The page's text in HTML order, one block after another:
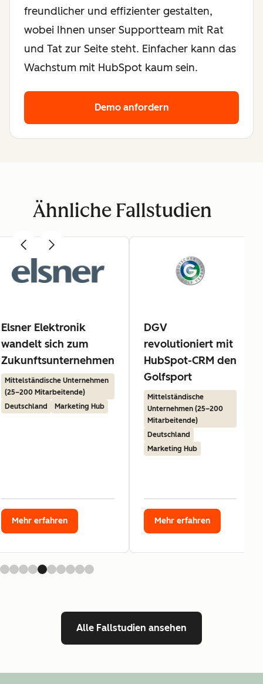
freundlicher und effizienter gestalten,
wobei Ihnen unser Supportteam mit Rat
und Tat zur Seite steht. Einfacher kann das
Wachstum mit HubSpot kaum sein.
Demo anfordern
Ähnliche Fallstudien
Elsner Elektronik
wandelt sich zum
Zukunftsunternehmen
Mittelständische Unternehmen
(25–200 Mitarbeitende)
Deutschland
Marketing Hub
Mehr erfahren
DGV
revolutioniert mit
HubSpot-CRM den
Golfsport
Mittelständische
Unternehmen (25–200
Mitarbeitende)
Deutschland
Marketing Hub
Mehr erfahren
Alle Fallstudien ansehen